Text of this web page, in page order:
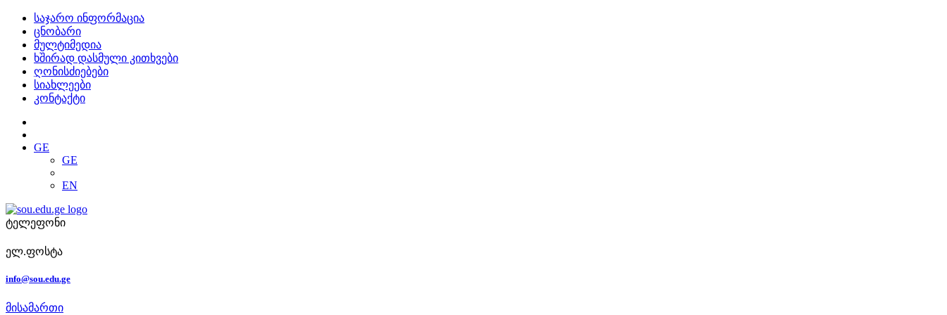
საჯარო ინფორმაცია
ცნობარი
მულტიმედია
ხშირად დასმული კითხვები
ღონისძიებები
სიახლეები
კონტაქტი
GE
GE
EN
ტელეფონი
ელ.ფოსტა
info@sou.edu.ge
მისამართი